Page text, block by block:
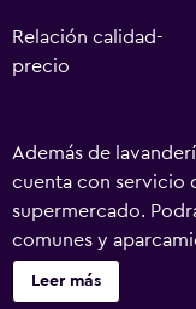
Relación calidad-
precio
Además de
cuenta con servicio
supermercado.
comunes y
incluyen barbacoas
de toallas a petición.
Leer más